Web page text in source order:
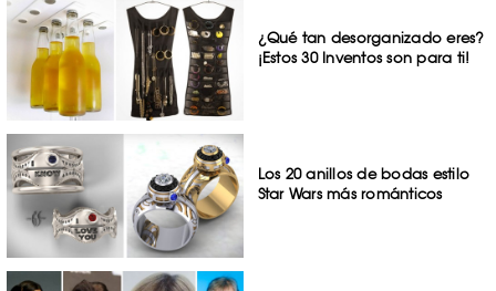
¿Qué tan desorganizado eres?
¡Estos 30 Inventos son para ti!
Los 20 anillos de bodas estilo
Star Wars más románticos